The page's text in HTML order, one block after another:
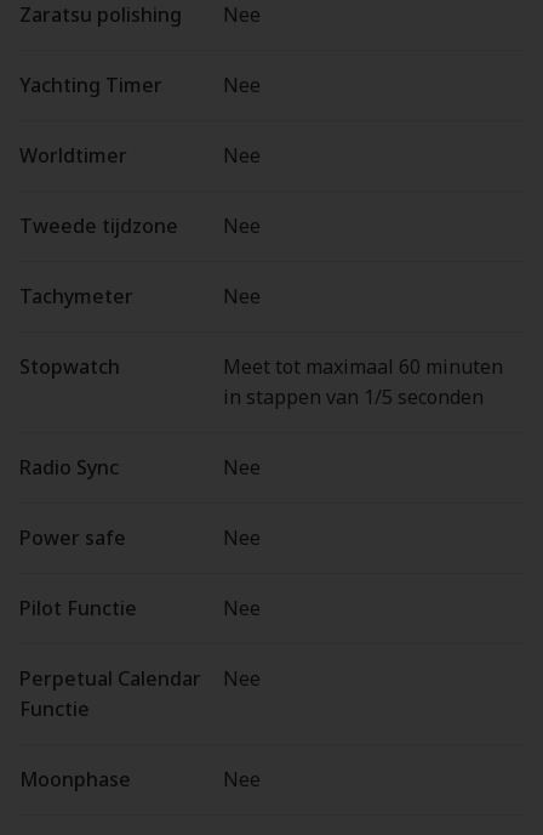
Zaratsu polishing Nee
Yachting Timer Nee
Worldtimer Nee
Tweede tijdzone Nee
Tachymeter Nee
Stopwatch
Meet tot maximaal 60 minuten
in stappen van 1/5 seconden
Radio Sync Nee
Power safe Nee
Pilot Functie Nee
Perpetual Calendar
Functie
Nee
Moonphase Nee